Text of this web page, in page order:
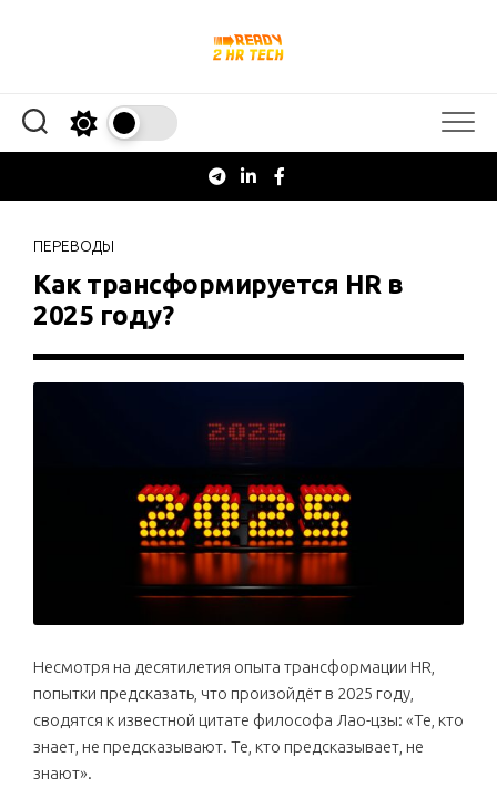
ПЕРЕВОДЫ
Как трансформируется HR в
2025 году?
Несмотря на десятилетия опыта трансформации HR,
попытки предсказать, что произойдёт в 2025 году,
сводятся к известной цитате философа Лао-цзы: «Те, кто
знает, не предсказывают. Те, кто предсказывает, не
знают».